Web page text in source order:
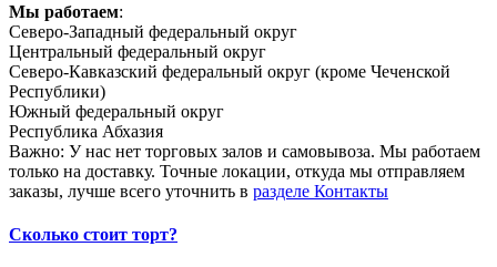
Мы работаем:
Северо-Западный федеральный округ
Центральный федеральный округ
Северо-Кавказский федеральный округ (кроме Чеченской
Республики)
Южный федеральный округ
Республика Абхазия
Важно: У нас нет торговых залов и самовывоза. Мы работаем
только на доставку. Точные локации, откуда мы отправляем
заказы, лучше всего уточнить в разделе Контакты
Сколько стоит торт?